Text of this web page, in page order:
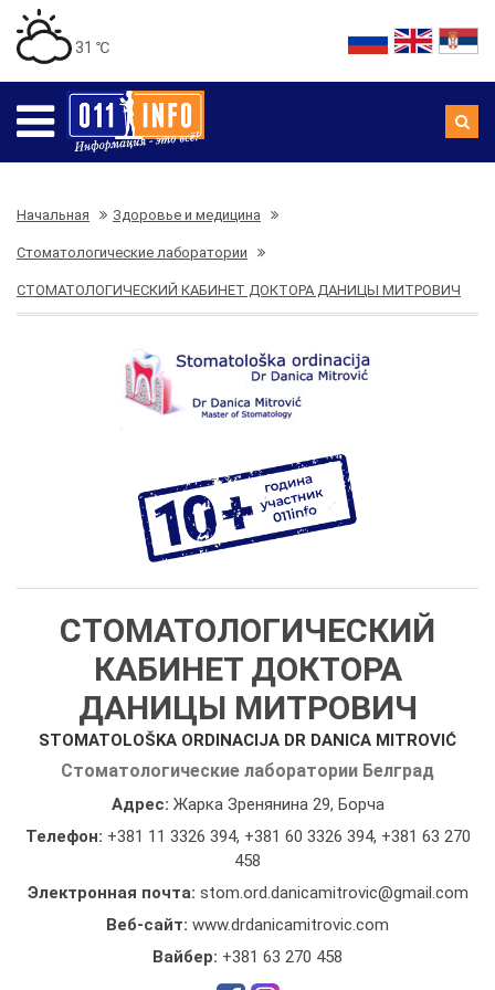
31 ℃
Начальная Здоровье и медицина
Стоматологические лаборатории
СТОМАТОЛОГИЧЕСКИЙ КАБИНЕТ ДОКТОРА ДАНИЦЫ МИТРОВИЧ
СТОМАТОЛОГИЧЕСКИЙ
КАБИНЕТ ДОКТОРА
ДАНИЦЫ МИТРОВИЧ
STOMATOLOŠKA ORDINACIJA DR DANICA MITROVIĆ
Стоматологические лаборатории Белград
Адрес: Жарка Зренянина 29, Борча
Телефон: +381 11 3326 394, +381 60 3326 394, +381 63 270
458
Электронная почта: stom.ord.danicamitrovic@gmail.com
Веб-сайт: www.drdanicamitrovic.com
Вайбер: +381 63 270 458